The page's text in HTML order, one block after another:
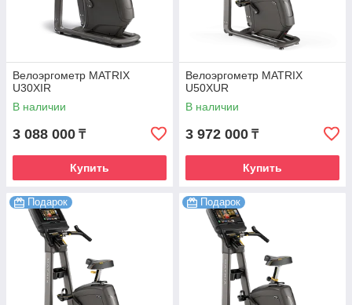
Велоэргометр MATRIX
U30XIR
В наличии
3 088 000 ₸
Купить
Велоэргометр MATRIX
U50XUR
В наличии
3 972 000 ₸
Купить
Подарок Подарок